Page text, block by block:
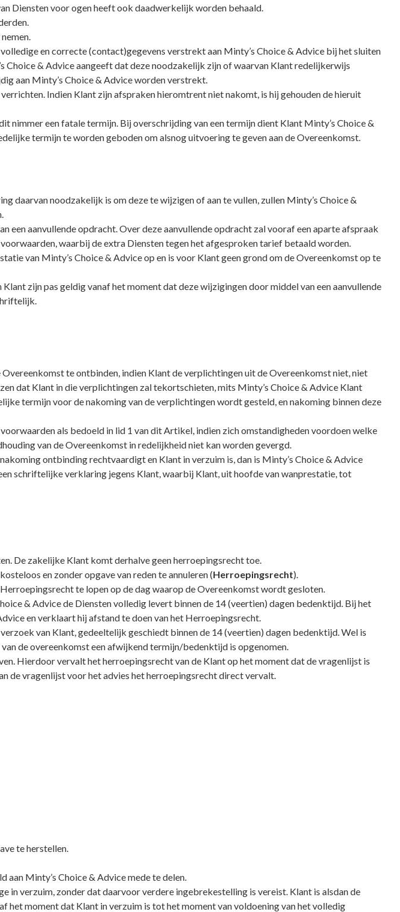
Diensten voor ogen heeft ook daadwerkelijk worden behaald.
en correcte (contact)gegevens verstrekt aan Minty’s Choice & Advice bij het sluiten
Choice & Advice aangeeft dat deze noodzakelijk zijn of waarvan Klant redelijkerwijs
aan Minty’s Choice & Advice worden verstrekt.
Indien Klant zijn afspraken hieromtrent niet nakomt, is hij gehouden de hieruit
nimmer een fatale termijn. Bij overschrijding van een termijn dient Klant Minty’s Choice &
termijn te worden geboden om alsnog uitvoering te geven aan de Overeenkomst.
noodzakelijk is om deze te wijzigen of aan te vullen, zullen Minty’s Choice &
een aanvullende opdracht. Over deze aanvullende opdracht zal vooraf een aparte afspraak
waarbij de extra Diensten tegen het afgesproken tarief betaald worden.
van Minty’s Choice & Advice op en is voor Klant geen grond om de Overeenkomst op te
zijn pas geldig vanaf het moment dat deze wijzigingen door middel van een aanvullende
te ontbinden, indien Klant de verplichtingen uit de Overeenkomst niet, niet
dat Klant in die verplichtingen zal tekortschieten, mits Minty’s Choice & Advice Klant
termijn voor de nakoming van de verplichtingen wordt gesteld, en nakoming binnen deze
als bedoeld in lid 1 van dit Artikel, indien zich omstandigheden voordoen welke
van de Overeenkomst in redelijkheid niet kan worden gevergd.
ontbinding rechtvaardigt en Klant in verzuim is, dan is Minty’s Choice & Advice
schriftelijke verklaring jegens Klant, waarbij Klant, uit hoofde van wanprestatie, tot
De zakelijke Klant komt derhalve geen herroepingsrecht toe.
en zonder opgave van reden te annuleren (Herroepingsrecht).
te lopen op de dag waarop de Overeenkomst wordt gesloten.
& Advice de Diensten volledig levert binnen de 14 (veertien) dagen bedenktijd. Bij het
en verklaart hij afstand te doen van het Herroepingsrecht.
van Klant, gedeeltelijk geschiedt binnen de 14 (veertien) dagen bedenktijd. Wel is
de overeenkomst een afwijkend termijn/bedenktijd is opgenomen.
Hierdoor vervalt het herroepingsrecht van de Klant op het moment dat de vragenlijst is
de vragenlijst voor het advies het herroepingsrecht direct vervalt.
te herstellen.
Minty’s Choice & Advice mede te delen.
in verzuim, zonder dat daarvoor verdere ingebrekestelling is vereist. Klant is alsdan de
moment dat Klant in verzuim is tot het moment van voldoening van het volledig